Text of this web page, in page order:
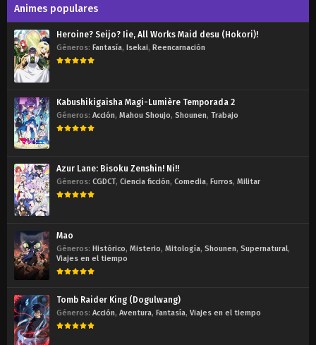
Animes populares
Heroine? Seijo? Iie, All Works Maid desu (Hokori)!
Géneros: Fantasía, Isekai, Reencarnación
Kabushikigaisha Magi-Lumière Temporada 2
Géneros: Acción, Mahou Shoujo, Shounen, Trabajo
Azur Lane: Bisoku Zenshin! Ni!!
Géneros: CGDCT, Ciencia ficción, Comedia, Furros, Militar
Mao
Géneros: Histórico, Misterio, Mitología, Shounen, Supernatural,
Viajes en el tiempo
Tomb Raider King (Dogulwang)
Géneros: Acción, Aventura, Fantasía, Viajes en el tiempo